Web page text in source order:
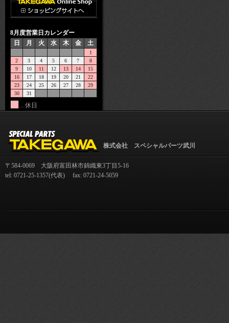
8月度営業日カレンダー
日
月 火 水 木 金 土
1
2
3 4 5 6 7
8
9
10 11 12 13 14
15
16
17 18 19 20 21
22
23
24 25 26 27 28
29
30
31
…休日
株式会社 スペシャルパーツ武川
〒584-0069 大阪府富田林市錦織東3丁目5-16
tel: 0721-25-1357(代表) fax: 0721-24-5059